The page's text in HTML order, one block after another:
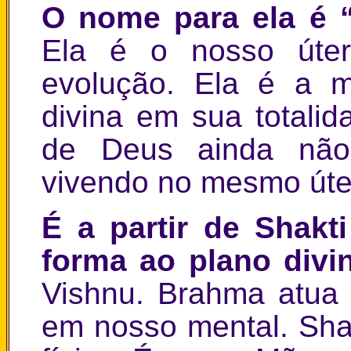
O nome para ela é
Ela é o nosso
evolução. Ela é a
divina em sua
de Deus ainda
vivendo no mesmo
É a partir de
forma ao plano
Vishnu. Brahma
em nosso mental.